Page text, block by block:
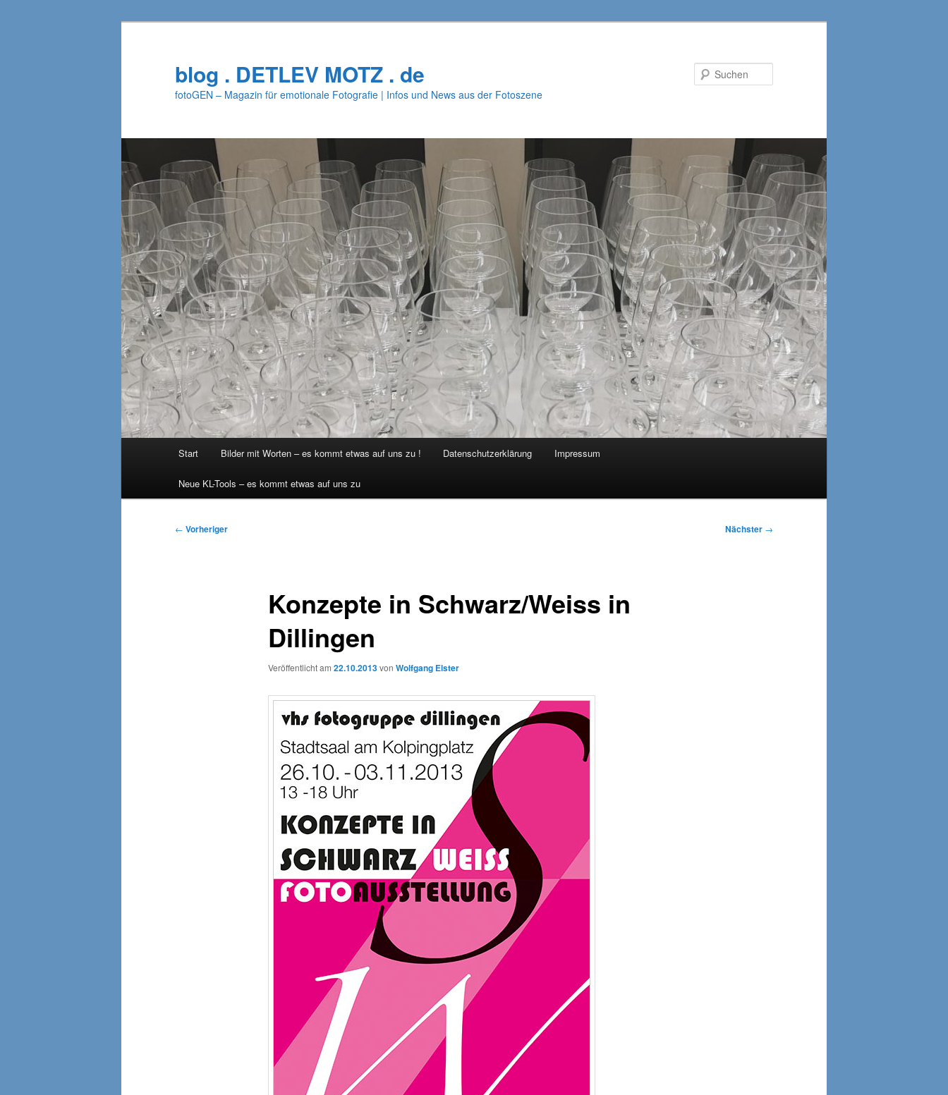
blog . DETLEV MOTZ . de
fotoGEN – Magazin für emotionale Fotografie | Infos und News aus der Fotoszene
Start Bilder mit Worten – es kommt etwas auf uns zu ! Datenschutzerklärung Impressum
Neue KL-Tools – es kommt etwas auf uns zu
Beitragsnavigation
← Vorheriger Nächster →
Konzepte in Schwarz/Weiss in
Dillingen
Veröffentlicht am 22.10.2013von Wolfgang Elster